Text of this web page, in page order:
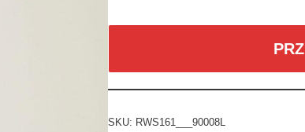
SKU: RWS161___90008L